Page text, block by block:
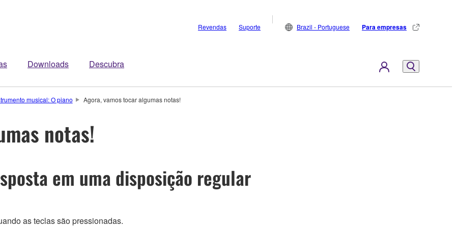
Downloads Descubra
Revendas Suporte Brazil - Portuguese Para empresas
musical: O piano Agora, vamos tocar algumas notas!
notas!
em uma disposição regular
as teclas são pressionadas.